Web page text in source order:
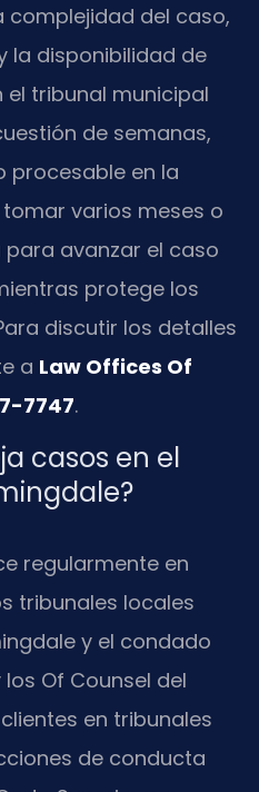
complejidad del caso,
la disponibilidad de
el tribunal municipal
de semanas,
procesable en la
varios meses o
avanzar el caso
protege los
discutir los detalles
a Law Offices Of
7747.
casos en el
regularmente en
tribunales locales
y el condado
los Of Counsel del
en tribunales
de conducta